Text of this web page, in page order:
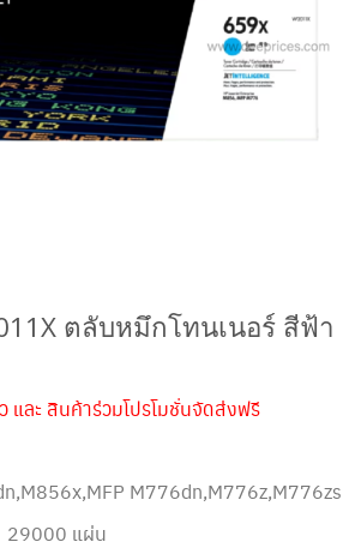
ตลับหมึกโทนเนอร์ สีฟ้า
และ สินค้าร่วมโปรโมชั่นจัดส่งฟรี
M776dn,M776z,M776zs
แผ่น